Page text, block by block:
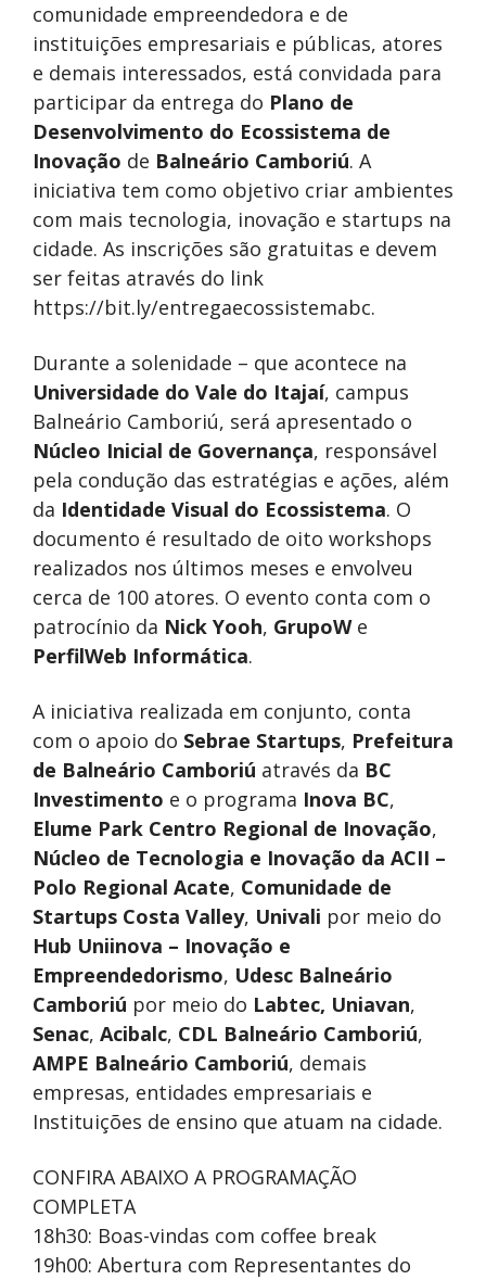
comunidade empreendedora e de
instituições empresariais e públicas, atores
e demais interessados, está convidada para
participar da entrega do Plano de
Desenvolvimento do Ecossistema de
Inovação de Balneário Camboriú. A
iniciativa tem como objetivo criar ambientes
com mais tecnologia, inovação e startups na
cidade. As inscrições são gratuitas e devem
ser feitas através do link
https://bit.ly/entregaecossistemabc.
Durante a solenidade – que acontece na
Universidade do Vale do Itajaí, campus
Balneário Camboriú, será apresentado o
Núcleo Inicial de Governança, responsável
pela condução das estratégias e ações, além
da Identidade Visual do Ecossistema. O
documento é resultado de oito workshops
realizados nos últimos meses e envolveu
cerca de 100 atores. O evento conta com o
patrocínio da Nick Yooh, GrupoWe
PerfilWeb Informática.
A iniciativa realizada em conjunto, conta
com o apoio do Sebrae Startups, Prefeitura
de Balneário Camboriú através da BC
Investimento e o programa Inova BC,
Elume Park Centro Regional de Inovação,
Núcleo de Tecnologia e Inovação da ACII –
Polo Regional Acate, Comunidade de
Startups Costa Valley, Univali por meio do
Hub Uniinova – Inovação e
Empreendedorismo, Udesc Balneário
Camboriú por meio do Labtec, Uniavan,
Senac, Acibalc, CDL Balneário Camboriú,
AMPE Balneário Camboriú, demais
empresas, entidades empresariais e
Instituições de ensino que atuam na cidade.
CONFIRA ABAIXO A PROGRAMAÇÃO
COMPLETA
18h30: Boas-vindas com coffee break
19h00: Abertura com Representantes do